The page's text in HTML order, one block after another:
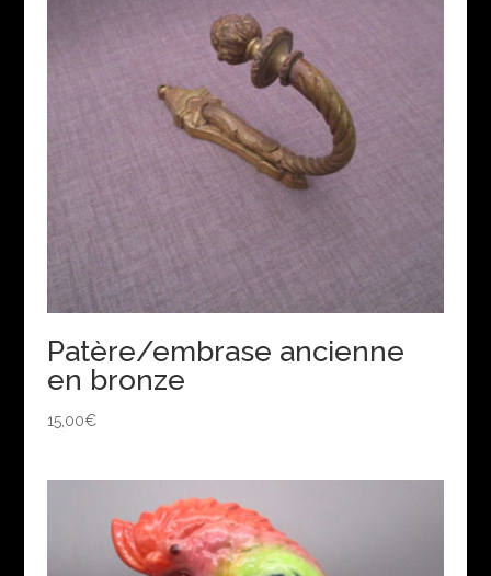
Patère/embrase ancienne
en bronze
15,00€